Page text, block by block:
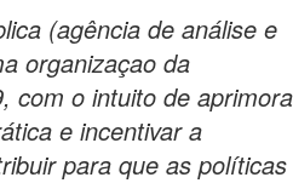
(agência de análise e
organizaçao da
com o intuito de
e incentivar a
para que as políticas